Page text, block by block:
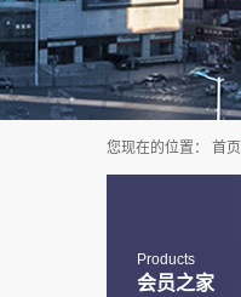
会员之家
Products
您现在的位置： 首页